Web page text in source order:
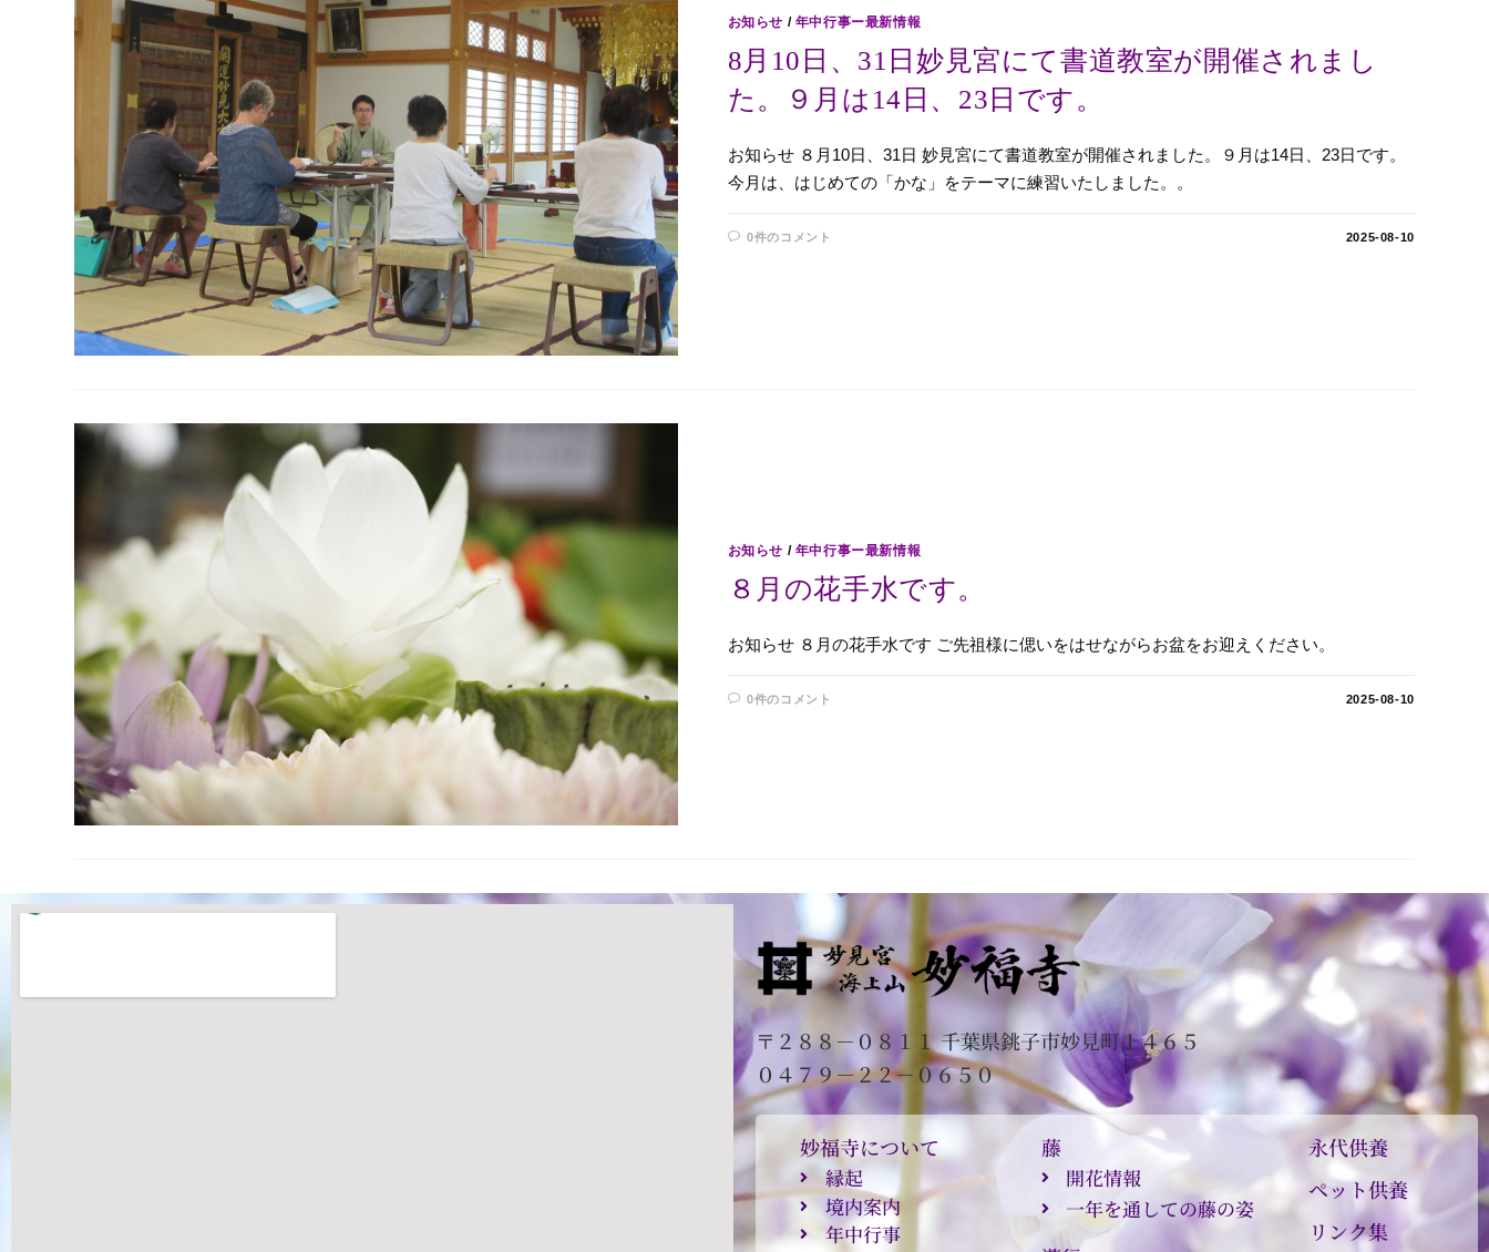
お知らせ / 年中行事ー最新情報
8月10日、31日妙見宮にて書道教室が開催されまし
た。９月は14日、23日です。
お知らせ ８月10日、31日 妙見宮にて書道教室が開催されました。９月は14日、23日です。
今月は、はじめての「かな」をテーマに練習いたしました。。
0件のコメント 2025-08-10
お知らせ / 年中行事ー最新情報
８月の花手水です。
お知らせ ８月の花手水です ご先祖様に偲いをはせながらお盆をお迎えください。
0件のコメント 2025-08-10
〒２８８－０８１１ 千葉県銚子市妙見町１４６５
０４７９－２２－０６５０
妙福寺について
縁起
境内案内
年中行事
藤
開花情報
一年を通しての藤の姿
永代供養
ペット供養
リンク集